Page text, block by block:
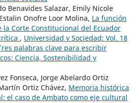
Benavides Salazar, Emily Nicole
Onofre Loor Molina, La función
Corte Constitucional del Ecuador
, Universidad y Sociedad: Vol. 18
palabras clave para escribir
Ciencia, Sostenibilidad y
Fonseca, Jorge Abelardo Ortiz
Ortiz Chávez, Memoria histórica
el caso de Ambato como eje cultural